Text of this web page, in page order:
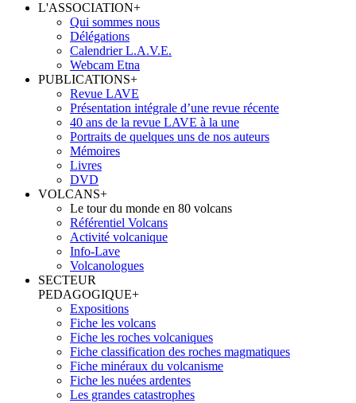
L'ASSOCIATION+
Qui sommes nous
Délégations
Calendrier L.A.V.E.
Webcam Etna
PUBLICATIONS+
Revue LAVE
Présentation intégrale d’une revue récente
40 ans de la revue LAVE à la une
Portraits de quelques uns de nos auteurs
Mémoires
Livres
DVD
VOLCANS+
Le tour du monde en 80 volcans
Référentiel Volcans
Activité volcanique
Info-Lave
Volcanologues
SECTEUR
PEDAGOGIQUE+
Expositions
Fiche les volcans
Fiche les roches volcaniques
Fiche classification des roches magmatiques
Fiche minéraux du volcanisme
Fiche les nuées ardentes
Les grandes catastrophes